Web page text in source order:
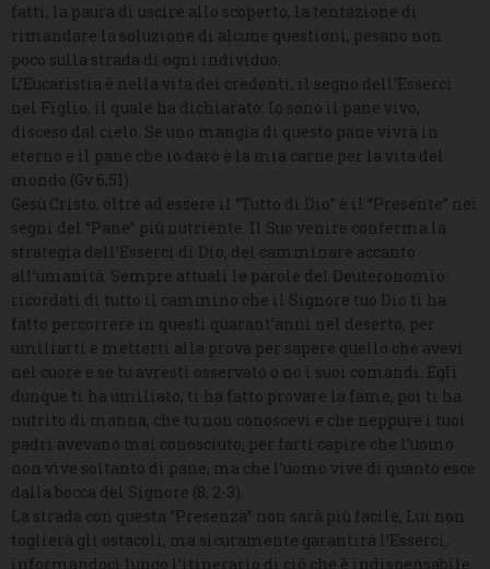
fatti, la paura di uscire allo scoperto, la tentazione di
rimandare la soluzione di alcune questioni, pesano non
poco sulla strada di ogni individuo.
L’Eucaristia è nella vita dei credenti, il segno dell’Esserci
nel Figlio, il quale ha dichiarato: Io sono il pane vivo,
disceso dal cielo. Se uno mangia di questo pane vivrà in
eterno e il pane che io darò è la mia carne per la vita del
mondo (Gv 6,51).
Gesù Cristo, oltre ad essere il “Tutto di Dio” è il “Presente” nei
segni del “Pane” più nutriente. Il Suo venire conferma la
strategia dell’Esserci di Dio, del camminare accanto
all’umanità. Sempre attuali le parole del Deuteronomio:
ricordati di tutto il cammino che il Signore tuo Dio ti ha
fatto percorrere in questi quarant’anni nel deserto, per
umiliarti e metterti alla prova per sapere quello che avevi
nel cuore e se tu avresti osservato o no i suoi comandi. Egli
dunque ti ha umiliato, ti ha fatto provare la fame, poi ti ha
nutrito di manna, che tu non conoscevi e che neppure i tuoi
padri avevano mai conosciuto, per farti capire che l’uomo
non vive soltanto di pane, ma che l’uomo vive di quanto esce
dalla bocca del Signore (8, 2-3).
La strada con questa “Presenza” non sarà più facile, Lui non
toglierà gli ostacoli, ma sicuramente garantirà l’Esserci,
informandoci lungo l’itinerario di ciò che è indispensabile